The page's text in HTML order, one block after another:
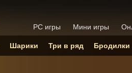
PC игры Мини игры
Шарики Три в ряд Бродилки